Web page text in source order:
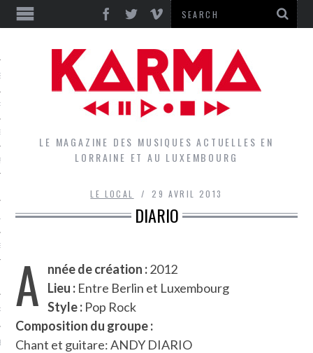
GROUPES DU LOCAL
LE LOCAL DU MAGAZINE
LE MAGAZINE DES MUSIQUES ACTUELLES EN
LORRAINE ET AU LUXEMBOURG
LE LOCAL 29 AVRIL 2013
DIARIO
A nnée de création :2012
Lieu : Entre Berlin et Luxembourg
Style : Pop Rock
Composition du groupe :
Chant et guitare: ANDY DIARIO